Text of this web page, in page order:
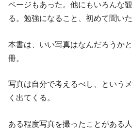
ページもあった。他にもいろんな
る。勉強になること、初めて聞い
本書は、いい写真はなんだろうか
冊。
写真は自分で考えるべし、という
く出てくる。
ある程度写真を撮ったことがある